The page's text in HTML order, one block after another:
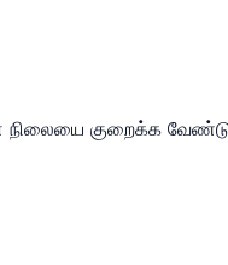
நிலையை குறைக்க